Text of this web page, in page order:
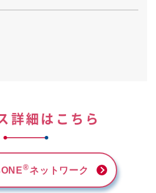
詳細はこちら
®ネットワーク